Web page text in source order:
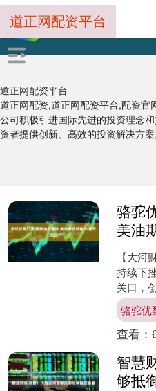
道正网配资平台
道正网配资,道正网配资平台,配资官
公司积极引进国际先进的投资理念
资者提供创新、高效的投资解决方案
道正网配资平台
骆驼
美油
【大河
持续下
关口，
战事爆
美元....
骆驼优
查看：
智慧
够抵